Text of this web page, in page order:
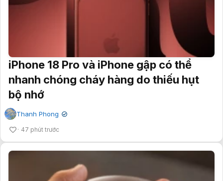
iPhone 18 Pro và iPhone gập có thể
nhanh chóng cháy hàng do thiếu hụt
bộ nhớ
Thanh Phong ✔
47 phút trước